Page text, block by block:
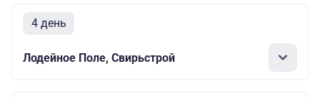
4 день
Лодейное Поле, Свирьстрой